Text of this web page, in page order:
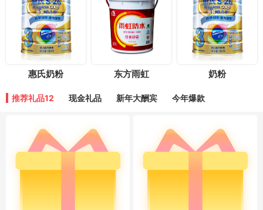
惠氏奶粉 东方雨虹 奶粉
推荐礼品12 现金礼品 新年大酬宾 今年爆款